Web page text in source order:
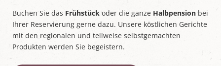
Buchen Sie das Frühstückoder die ganze Halbpension bei
Ihrer Reservierung gerne dazu. Unsere köstlichen Gerichte
mit den regionalen und teilweise selbstgemachten
Produkten werden Sie begeistern.